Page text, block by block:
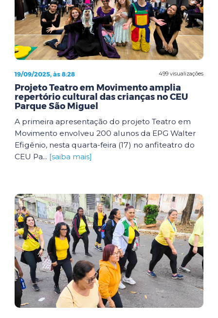
499 visualizações
19/09/2025, às 8:28
Projeto Teatro em Movimento amplia
repertório cultural das crianças no CEU
Parque São Miguel
A primeira apresentação do projeto Teatro em
Movimento envolveu 200 alunos da EPG Walter
Efigênio, nesta quarta-feira (17) no anfiteatro do
CEU Pa... [saiba mais]